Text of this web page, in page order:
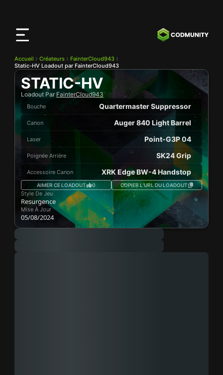
Accueil Créateurs
FainterCloud943
Static-HV Loadout par FainterCloud943
STATIC-HV
Loadout Par FainterCloud943
Bouche Quartermaster Suppressor
Canon Auger 840 Light Barrel
Laser Point-G3P 04
Poignée Arrière SK24 Grip
Accessoire Canon XRK Edge BW-4 Handstop
AIMER CE LOADOUT 0 COPIER L’URL DU LOADOUT
Style De Jeu
Resurgence
Mise À Jour
05/08/2024